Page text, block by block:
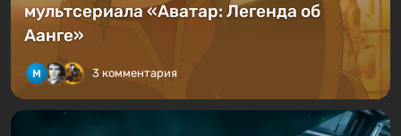
мультсериала «Аватар: Легенда об
Аанге»
3 комментария